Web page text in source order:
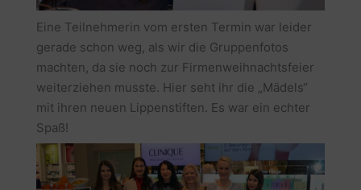
Eine Teilnehmerin vom ersten Termin war leider
gerade schon weg, als wir die Gruppenfotos
machten, da sie noch zur Firmenweihnachtsfeier
weiterziehen musste. Hier seht ihr die „Mädels“
mit ihren neuen Lippenstiften. Es war ein echter
Spaß!